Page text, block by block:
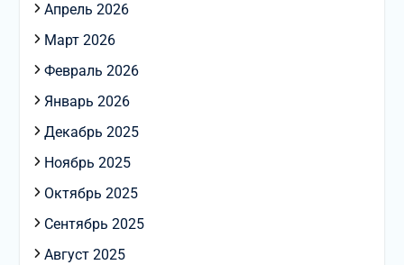
Апрель 2026
Март 2026
Февраль 2026
Январь 2026
Декабрь 2025
Ноябрь 2025
Октябрь 2025
Сентябрь 2025
Август 2025